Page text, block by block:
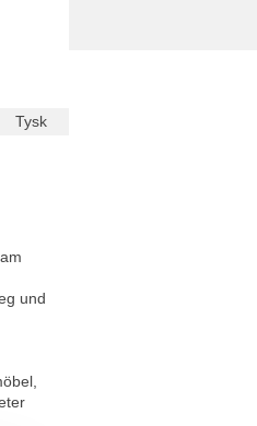
Tysk
und